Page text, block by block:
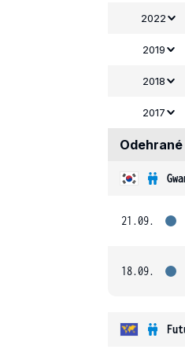
2022
2019
2018
2017
21.09.
18.09.